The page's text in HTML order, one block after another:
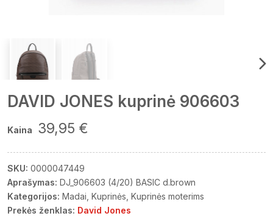
DAVID JONES kuprinė 906603
Kaina 39,95 €
SKU: 0000047449
Aprašymas: DJ_906603 (4/20) BASIC d.brown
Kategorijos: Madai Kuprinės Kuprinės moterims
Prekės ženklas: David Jones